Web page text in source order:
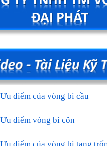
Ưu điểm của vòng bi cầu
Ưu điểm vòng bi côn